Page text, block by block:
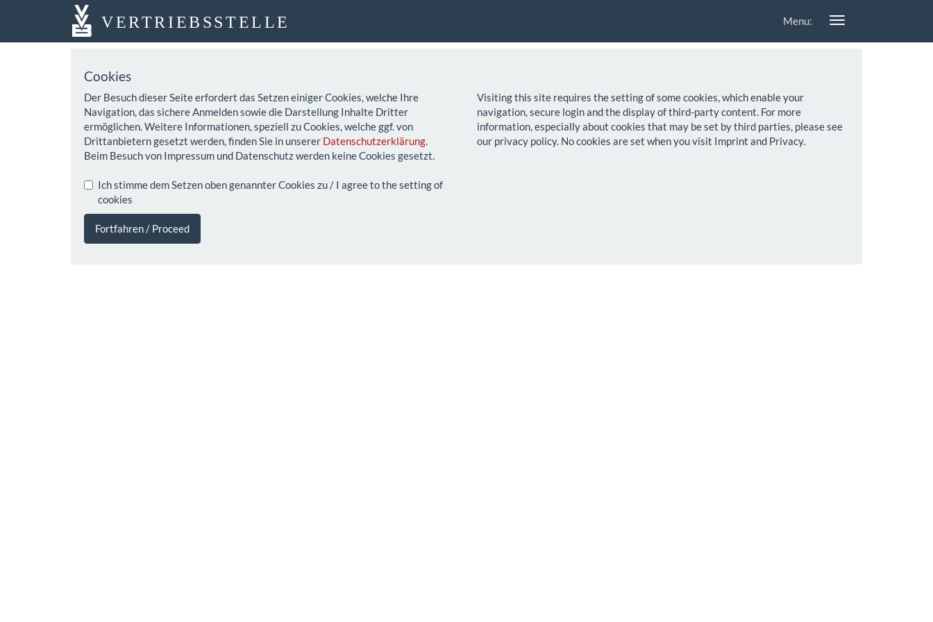
VERTRIEBSSTELLE Menu:
Cookies
Der Besuch dieser Seite erfordert das Setzen einiger Cookies, welche Ihre
Navigation, das sichere Anmelden sowie die Darstellung Inhalte Dritter
ermöglichen. Weitere Informationen, speziell zu Cookies, welche ggf. von
Drittanbietern gesetzt werden, finden Sie in unserer Datenschutzerklärung.
Beim Besuch von Impressum und Datenschutz werden keine Cookies gesetzt.
Ich stimme dem Setzen oben genannter Cookies zu / I agree to the setting of
cookies
Fortfahren / Proceed
Visiting this site requires the setting of some cookies, which enable your
navigation, secure login and the display of third-party content. For more
information, especially about cookies that may be set by third parties, please see
our privacy policy. No cookies are set when you visit Imprint and Privacy.